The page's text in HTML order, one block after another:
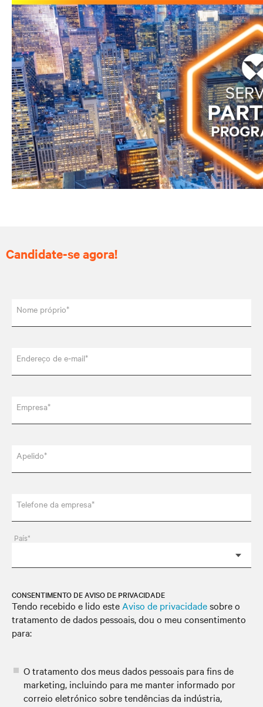
Candidate-se agora!
Nome próprio*
Endereço de e‑mail*
Empresa*
Apelido*
Telefone da empresa*
País*
CONSENTIMENTO DE AVISO DE PRIVACIDADE
Tendo recebido e lido este Aviso de privacidadesobre o
tratamento de dados pessoais, dou o meu consentimento
para:
O tratamento dos meus dados pessoais para fins de
marketing, incluindo para me manter informado por
correio eletrónico sobre tendências da indústria,